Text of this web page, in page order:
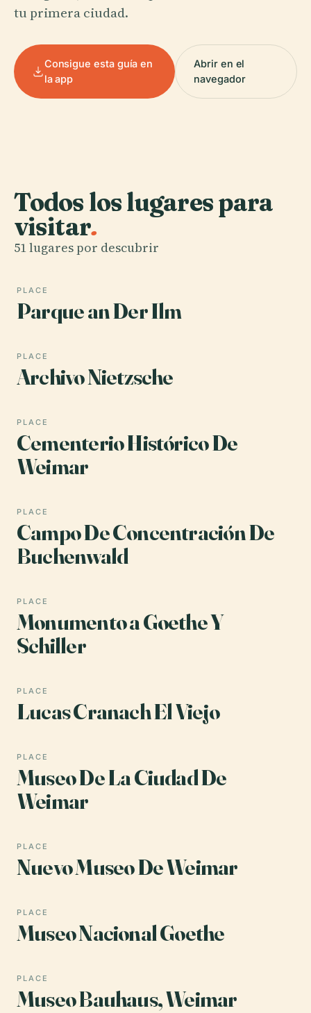
tu primera ciudad.
Consigue esta guía en
la app
Abrir en el
navegador
Todos los lugares para
visitar.
51 lugares por descubrir
PLACE
Parque an Der Ilm
PLACE
Archivo Nietzsche
PLACE
Cementerio Histórico De
Weimar
PLACE
Campo De Concentración De
Buchenwald
PLACE
Monumento a Goethe Y
Schiller
PLACE
Lucas Cranach El Viejo
PLACE
Museo De La Ciudad De
Weimar
PLACE
Nuevo Museo De Weimar
PLACE
Museo Nacional Goethe
PLACE
Museo Bauhaus, Weimar